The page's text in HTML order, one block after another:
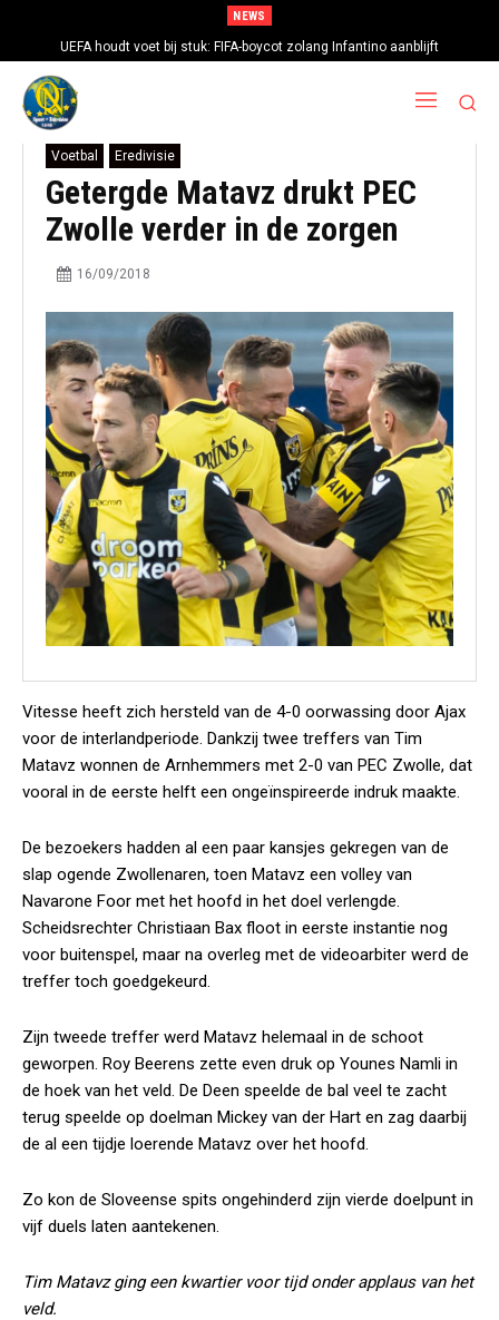
NEWS
UEFA houdt voet bij stuk: FIFA-boycot zolang Infantino aanblijft
Voetbal Eredivisie
Getergde Matavz drukt PEC
Zwolle verder in de zorgen
16/09/2018
Vitesse heeft zich hersteld van de 4-0 oorwassing door Ajax
voor de interlandperiode. Dankzij twee treffers van Tim
Matavz wonnen de Arnhemmers met 2-0 van PEC Zwolle, dat
vooral in de eerste helft een ongeïnspireerde indruk maakte.
De bezoekers hadden al een paar kansjes gekregen van de
slap ogende Zwollenaren, toen Matavz een volley van
Navarone Foor met het hoofd in het doel verlengde.
Scheidsrechter Christiaan Bax floot in eerste instantie nog
voor buitenspel, maar na overleg met de videoarbiter werd de
treffer toch goedgekeurd.
Zijn tweede treffer werd Matavz helemaal in de schoot
geworpen. Roy Beerens zette even druk op Younes Namli in
de hoek van het veld. De Deen speelde de bal veel te zacht
terug speelde op doelman Mickey van der Hart en zag daarbij
de al een tijdje loerende Matavz over het hoofd.
Zo kon de Sloveense spits ongehinderd zijn vierde doelpunt in
vijf duels laten aantekenen.
Tim Matavz ging een kwartier voor tijd onder applaus van het
veld.